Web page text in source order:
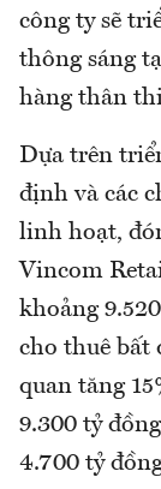
công ty sẽ
thông sáng
hàng thân
Dựa trên
định và các
linh hoạt,
Vincom
khoảng
cho thuê bất
quan tăng
9.300 tỷ
4.700 tỷ